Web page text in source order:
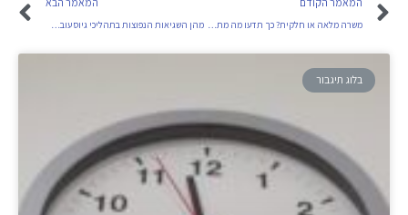
משרה מלאה או חלקית? כך תדעו מה מתאים לקריירה שלכם מהן השגיאות הנפוצות בתהליכי גיוס עובדים וכיצד להימנע מהן
בלוג תיגבור